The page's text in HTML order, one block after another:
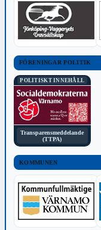
FÖRENINGAR POLITIK
POLITISKT INNEHÅLL
Transparensmeddelande
(TTPA)
KOMMUNEN